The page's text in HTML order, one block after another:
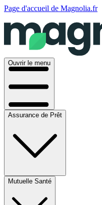
Page d'accueil de Magnolia.fr
Ouvrir le menu
Assurance de Prêt
Mutuelle Santé